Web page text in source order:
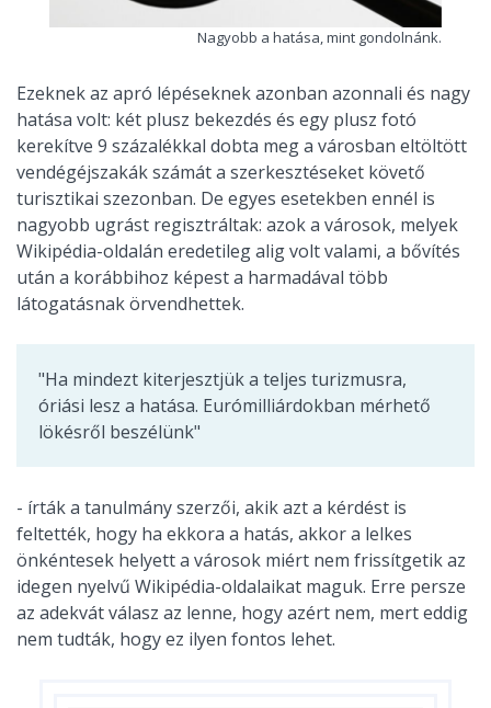
Nagyobb a hatása, mint gondolnánk.
Ezeknek az apró lépéseknek azonban azonnali és nagy
hatása volt: két plusz bekezdés és egy plusz fotó
kerekítve 9 százalékkal dobta meg a városban eltöltött
vendégéjszakák számát a szerkesztéseket követő
turisztikai szezonban. De egyes esetekben ennél is
nagyobb ugrást regisztráltak: azok a városok, melyek
Wikipédia-oldalán eredetileg alig volt valami, a bővítés
után a korábbihoz képest a harmadával több
látogatásnak örvendhettek.
"Ha mindezt kiterjesztjük a teljes turizmusra,
óriási lesz a hatása. Eurómilliárdokban mérhető
lökésről beszélünk"
- írták a tanulmány szerzői, akik azt a kérdést is
feltették, hogy ha ekkora a hatás, akkor a lelkes
önkéntesek helyett a városok miért nem frissítgetik az
idegen nyelvű Wikipédia-oldalaikat maguk. Erre persze
az adekvát válasz az lenne, hogy azért nem, mert eddig
nem tudták, hogy ez ilyen fontos lehet.